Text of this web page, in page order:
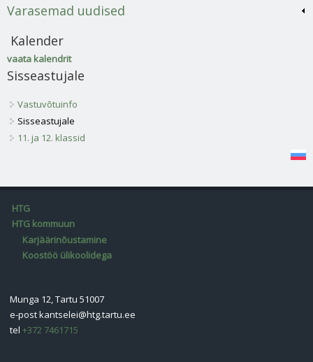
Varasemad uudised
Kalender
vaata kalendrit
Sisseastujale
Vastuvõtuinfo
Sisseastujale
11. ja 12. klassid
HTG
HTG kommuun
Karjäärinõustamine
Koostöö ülikoolidega
Munga 12, Tartu 51007
e-postkantselei@htg.tartu.ee
tel+372 7461715